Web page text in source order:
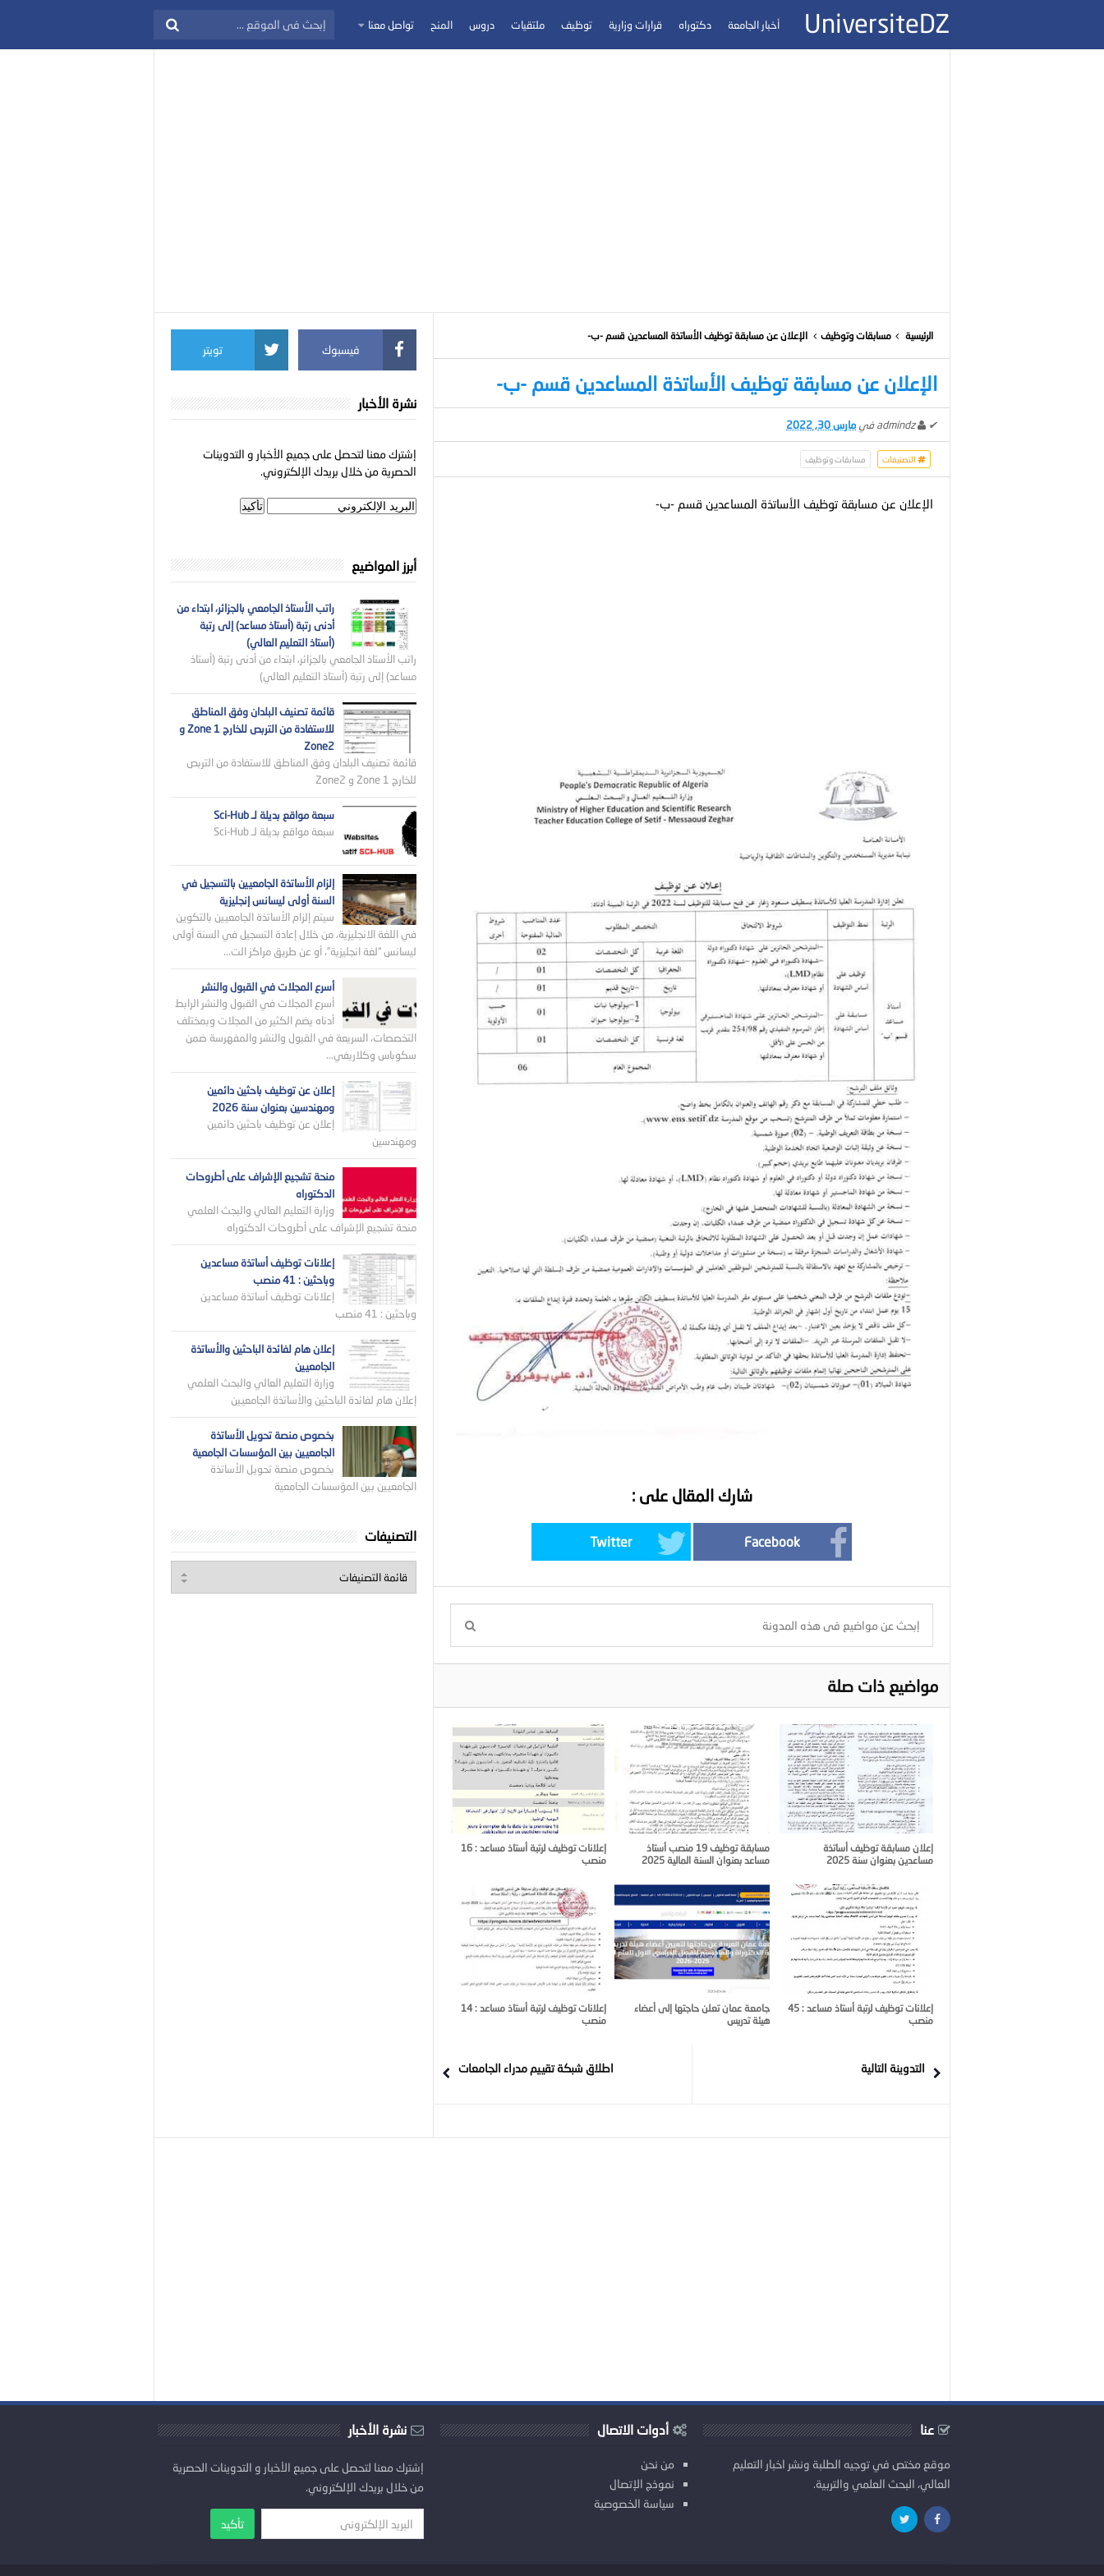
UniversiteDZ أخبار الجامعة دكتوراه قرارات وزارية توظيف ملتقيات دروس المنح تواصل معنا
الرئيسية مسابقات وتوظيف الإعلان عن مسابقة توظيف الأساتذة المساعدين قسم -ب-
الإعلان عن مسابقة توظيف الأساتذة المساعدين قسم -ب-
✔
admindz فيمارس 30, 2022
التصنيفات مسابقات وتوظيف
الإعلان عن مسابقة توظيف الأساتذة المساعدين قسم -ب-
شارك المقال على :
Facebook
Twitter
مواضيع ذات صلة
إعلان مسابقة توظيف أساتذة
مساعدين بعنوان سنة 2025
مسابقة توظيف 19 منصب أستاذ
مساعد بعنوان السنة المالية 2025
إعلانات توظيف لرتبة أستاذ مساعد : 16
منصب
إعلانات توظيف لرتبة أستاذ مساعد : 45
منصب
جامعة عمان تعلن حاجتها إلى أعضاء
هيئة تدريس
إعلانات توظيف لرتبة أستاذ مساعد : 14
منصب
التدوينة التالية اطلاق شبكة تقييم مدراء الجامعات
فيسبوك تويتر
نشرة الأخبار
إشترك معنا لتحصل على جميع الأخبار و التدوينات
الحصرية من خلال بريدك الإلكتروني.
أبرز المواضيع
راتب الأستاذ الجامعي بالجزائر، ابتداء من
أدنى رتبة (أستاذ مساعد) إلى رتبة
(أستاذ التعليم العالي)
راتب الأستاذ الجامعي بالجزائر، ابتداء من أدنى رتبة (أستاذ
مساعد) إلى رتبة (أستاذ التعليم العالي)
قائمة تصنيف البلدان وفق المناطق
للاستفادة من التربص للخارج Zone 1 و
Zone2
قائمة تصنيف البلدان وفق المناطق للاستفادة من التربص
للخارج Zone 1 و Zone2
سبعة مواقع بديلة لـ Sci-Hub
سبعة مواقع بديلة لـ Sci-Hub
إلزام الأساتذة الجامعيين بالتسجيل في
السنة أولى ليسانس إنجليزية
سيتم إلزام الأساتذة الجامعيين بالتكوين
في اللغة الانجليزية، من خلال إعادة التسجيل في السنة أولى
ليسانس “لغة انجليزية”، أو عن طريق مراكز الت...
أسرع المجلات في القبول والنشر
أسرع المجلات في القبول والنشر الرابط
أدناه يضم الكثير من المجلات وبمختلف
التخصصات، السريعة في القبول والنشر والمفهرسة ضمن
سكوباس وكلاريفي...
إعلان عن توظيف باحثين دائمين
ومهندسين بعنوان سنة 2026
إعلان عن توظيف باحثين دائمين
ومهندسين
منحة تشجيع الإشراف على أطروحات
الدكتوراه
وزارة التعليم العالي والبجث العلمي
منحة تشجيع الإشراف على أطروحات الدكتوراه
إعلانات توظيف أساتذة مساعدين
وباحثين : 41 منصب
إعلانات توظيف أساتذة مساعدين
وباحثين : 41 منصب
إعلان هام لفائدة الباحثين والأساتذة
الجامعيين
وزارة التعليم العالي والبحث العلمي
إعلان هام لفائدة الباحثين والأساتذة الجامعيين
بخصوص منصة تحويل الأساتذة
الجامعيين بين المؤسسات الجامعية
بخصوص منصة تحويل الأساتذة
الجامعيين بين المؤسسات الجامعية
التصنيفات
عنا
موقع مختص في توجيه الطلبة ونشر اخبار التعليم
العالي، البحث العلمي والتربية.
أدوات الاتصال
من نحن
نموذج الإتصال
سياسة الخصوصية
نشرة الأخبار
إشترك معنا لتحصل على جميع الأخبار و التدوينات الحصرية
من خلال بريدك الإلكتروني.